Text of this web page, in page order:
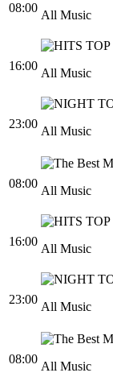
08:00
All Music
16:00
All Music
23:00
All Music
08:00
All Music
16:00
All Music
23:00
All Music
08:00
All Music